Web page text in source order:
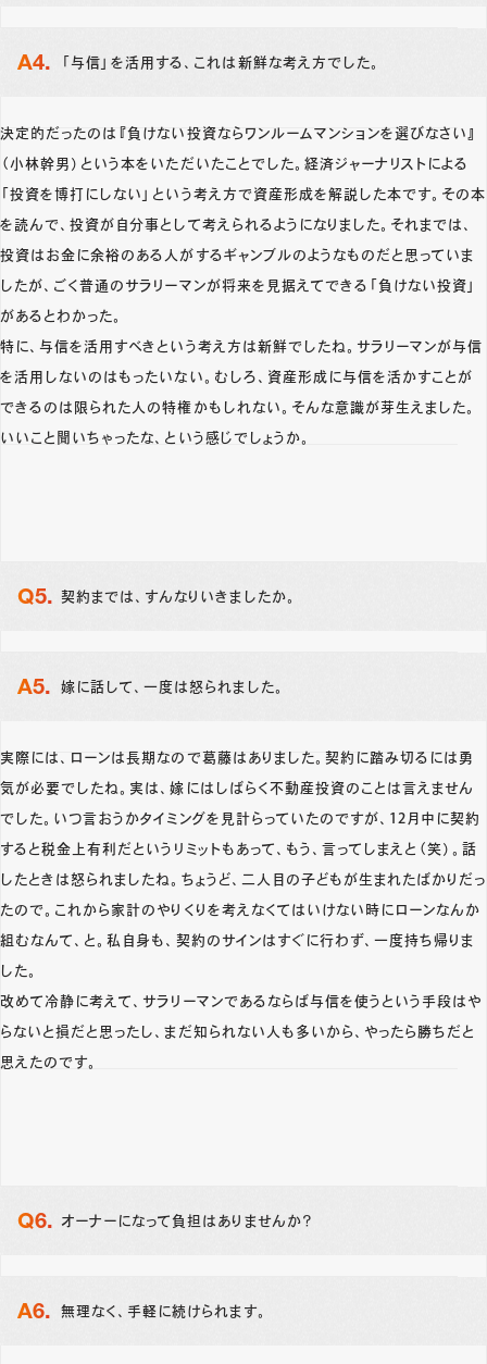
「与信」を活用する、これは新鮮な考え方でした。
決定的だったのは『負けない投資ならワンルームマンションを選びなさい』
（小林幹男）という本をいただいたことでした。経済ジャーナリストによる
「投資を博打にしない」という考え方で資産形成を解説した本です。その本
を読んで、投資が自分事として考えられるようになりました。それまでは、
投資はお金に余裕のある人がするギャンブルのようなものだと思っていま
したが、ごく普通のサラリーマンが将来を見据えてできる「負けない投資」
があるとわかった。
特に、与信を活用すべきという考え方は新鮮でしたね。サラリーマンが与信
を活用しないのはもったいない。むしろ、資産形成に与信を活かすことが
できるのは限られた人の特権かもしれない。そんな意識が芽生えました。
いいこと聞いちゃったな、という感じでしょうか。
契約までは、すんなりいきましたか。
嫁に話して、一度は怒られました。
実際には、ローンは長期なので葛藤はありました。契約に踏み切るには勇
気が必要でしたね。実は、嫁にはしばらく不動産投資のことは言えません
でした。いつ言おうかタイミングを見計らっていたのですが、12月中に契約
すると税金上有利だというリミットもあって、もう、言ってしまえと（笑）。話
したときは怒られましたね。ちょうど、二人目の子どもが生まれたばかりだっ
たので。これから家計のやりくりを考えなくてはいけない時にローンなんか
組むなんて、と。私自身も、契約のサインはすぐに行わず、一度持ち帰りま
した。
改めて冷静に考えて、サラリーマンであるならば与信を使うという手段はや
らないと損だと思ったし、まだ知られない人も多いから、やったら勝ちだと
思えたのです。
オーナーになって負担はありませんか？
無理なく、手軽に続けられます。